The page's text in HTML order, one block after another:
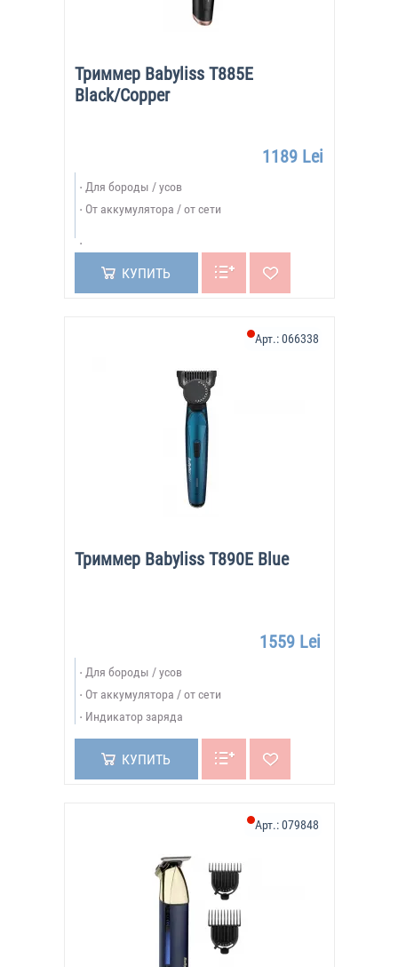
Триммер Babyliss T885E
Black/Copper
1189 Lei
Для бороды / усов
От аккумулятора / от сети
КУПИТЬ
Триммер Babyliss T890E Blue
Арт.:066338
1559 Lei
Для бороды / усов
От аккумулятора / от сети
Индикатор заряда
КУПИТЬ
Арт.:079848